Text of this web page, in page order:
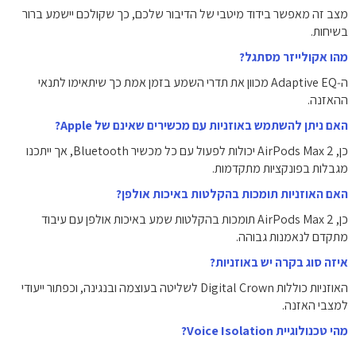
מצב זה מאפשר בידוד מיטבי של הדיבור שלכם, כך שקולכם יישמע ברור
בשיחות.
מהו אקולייזר מסתגל?
ה‑Adaptive EQ מכוון את תדרי השמע בזמן אמת כך שיתאימו לתנאי
ההאזנה.
האם ניתן להשתמש באוזניות עם מכשירים שאינם של Apple?
כן, AirPods Max 2 יכולות לפעול עם כל מכשיר Bluetooth, אך ייתכנו
מגבלות בפונקציות מתקדמות.
האם האוזניות תומכות בהקלטות באיכות אולפן?
כן, AirPods Max 2 תומכות בהקלטות שמע באיכות אולפן עם עיבוד
מתקדם לנאמנות גבוהה.
איזה סוג בקרה יש באוזניות?
האוזניות כוללות Digital Crown לשליטה בעוצמה ובנגינה, וכפתור ייעודי
למצבי האזנה.
מהי טכנולוגיית Voice Isolation?